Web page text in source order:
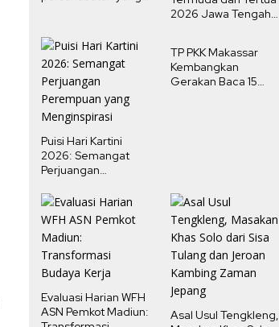
2026 Jawa Tengah,
Puisi Hari Kartini
2026: Semangat
Perjuangan
Menginspirasi
TP PKK Makassar
Kembangkan
Gerakan Baca 15
Evaluasi Harian WFH
ASN Pemkot Madiun:
Asal Usul Tengkleng,